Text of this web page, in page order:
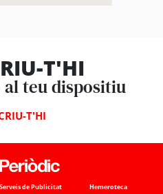
T'HI
al teu dispositiu
T'HI
Serveis de Publicitat Hemeroteca